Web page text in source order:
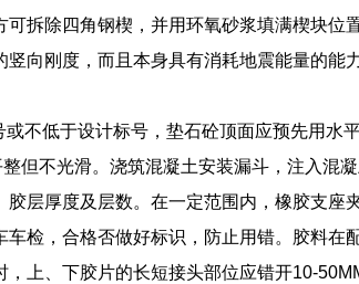
拆除四角钢楔，并用环氧砂浆填满楔块位置
向刚度，而且本身具有消耗地震能量的能
不低于设计标号，垫石砼顶面应预先用水
但不光滑。浇筑混凝土安装漏斗，注入混
层厚度及层数。在一定范围内，橡胶支座
检，合格否做好标识，防止用错。胶料在
上、下胶片的长短接头部位应错开10-